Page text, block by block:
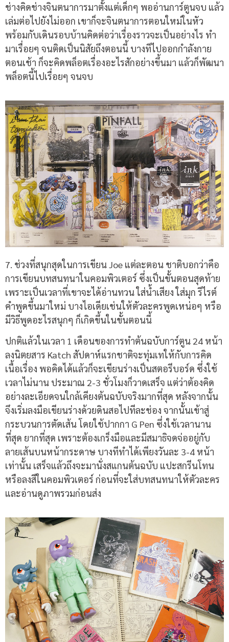
ช่างคิดช่างจินตนาการมาตั้งแต่เด็กๆ พออ่านการ์ตูนจบ แล้ว
เล่มต่อไปยังไม่ออก เขาก็จะจินตนาการตอนใหม่ในหัว
พร้อมกับเดินรอบบ้านคิดต่อว่าเรื่องราวจะเป็นอย่างไร ทำ
มาเรื่อยๆ จนติดเป็นนิสัยถึงตอนนี้ บางทีไปออกกำลังกาย
ตอนเช้า ก็จะคิดพล็อตเรื่องอะไรสักอย่างขึ้นมา แล้วก็พัฒนา
พล็อตนี้ไปเรื่อยๆ จนจบ
7. ช่วงที่สนุกสุดในการเขียน Joe แต่ละตอน ชาติบอกว่าคือ
การเขียนบทสนทนาในคอมพิวเตอร์ ซึ่งเป็นขั้นตอนสุดท้าย
เพราะเป็นเวลาที่เขาจะได้อ่านทวน ใส่น้ำเสียง ใส่มุก รีไรต์
คำพูดขึ้นมาใหม่ บางไอเดียเช่นให้ตัวละครพูดเหน่อๆ หรือ
มีวิธีพูดอะไรสนุกๆ ก็เกิดขึ้นในขั้นตอนนี้
ปกติแล้วในเวลา 1 เดือนของการทำต้นฉบับการ์ตูน 24 หน้า
ลงนิตยสาร Katch สัปดาห์แรกชาติจะทุ่มเทให้กับการคิด
เนื้อเรื่อง พอคิดได้แล้วก็จะเขียนร่างเป็นสตอรีบอร์ด ซึ่งใช้
เวลาไม่นาน ประมาณ 2-3 ชั่วโมงก็วาดเสร็จ แต่ว่าต้องคิด
อย่างละเอียดจนใกล้เคียงต้นฉบับจริงมากที่สุด หลังจากนั้น
จึงเริ่มลงมือเขียนร่างด้วยดินสอไปทีละช่อง จากนั้นเข้าสู่
กระบวนการตัดเส้น โดยใช้ปากกา G Pen ซึ่งใช้เวลานาน
ที่สุด ยากที่สุด เพราะต้องเกร็งมือและมีสมาธิจดจ่ออยู่กับ
ลายเส้นบนหน้ากระดาษ บางทีทำได้เพียงวันละ 3-4 หน้า
เท่านั้น เสร็จแล้วถึงจะมานั่งสแกนต้นฉบับ แปะสกรีนโทน
หรือลงสีในคอมพิวเตอร์ ก่อนที่จะใส่บทสนทนาให้ตัวละคร
และอ่านดูภาพรวมก่อนส่ง